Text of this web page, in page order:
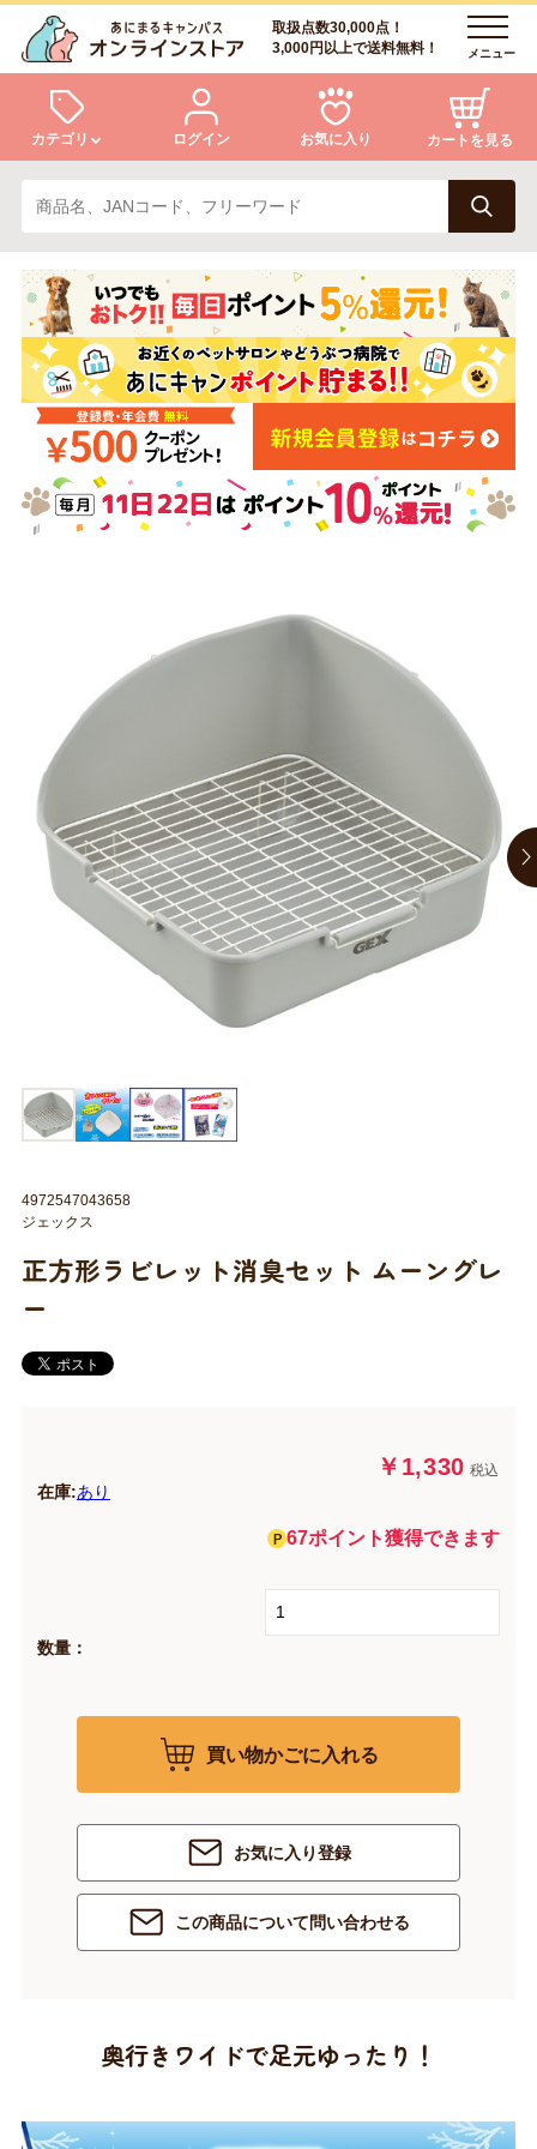
取扱点数30,000点！
3,000円以上で送料無料！
メニュー
カテゴリ
犬 猫
小動物・鳥 アクア・爬虫類・昆虫
ドッグフード キャットフード
美容・ケア用品 服・おさんぽ用品
トリマーグッズ シニアサポート
ログイン お気に入り カートを見る
ログイン
会員登録
あにまるキャンパスについて
アフターサービス
商品リクエスト
正方形ラビレット消臭セット ムーングレ
ー
￥1,330 税込
在庫:あり
67ポイント獲得できます
数量：
買い物かごに入れる
お気に入り登録
この商品について問い合わせる
4972547043658
ジェックス
奥行きワイドで足元ゆったり！